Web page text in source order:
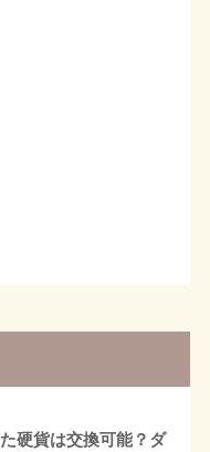
硬貨は交換可能？ダ